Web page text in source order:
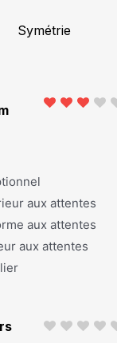
Symétrie
aux attentes
aux attentes
aux attentes